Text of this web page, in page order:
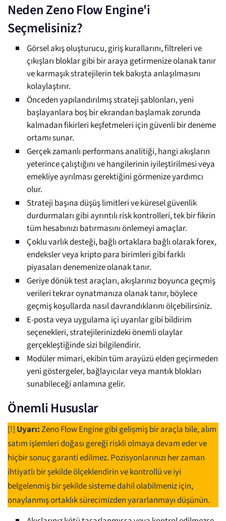
Neden Zeno Flow Engine'i
Seçmelisiniz?
Görsel akış oluşturucu, giriş kurallarını, filtreleri ve
çıkışları bloklar gibi bir araya getirmenize olanak tanır
ve karmaşık stratejilerin tek bakışta anlaşılmasını
kolaylaştırır.
Önceden yapılandırılmış strateji şablonları, yeni
başlayanlara boş bir ekrandan başlamak zorunda
kalmadan fikirleri keşfetmeleri için güvenli bir deneme
ortamı sunar.
Gerçek zamanlı performans analitiği, hangi akışların
yeterince çalıştığını ve hangilerinin iyileştirilmesi veya
emekliye ayrılması gerektiğini görmenize yardımcı
olur.
Strateji başına düşüş limitleri ve küresel güvenlik
durdurmaları gibi ayrıntılı risk kontrolleri, tek bir fikrin
tüm hesabınızı batırmasını önlemeyi amaçlar.
Çoklu varlık desteği, bağlı ortaklara bağlı olarak forex,
endeksler veya kripto para birimleri gibi farklı
piyasaları denemenize olanak tanır.
Geriye dönük test araçları, akışlarınız boyunca geçmiş
verileri tekrar oynatmanıza olanak tanır, böylece
geçmiş koşullarda nasıl davrandıklarını ölçebilirsiniz.
E-posta veya uygulama içi uyarılar gibi bildirim
seçenekleri, stratejilerinizdeki önemli olaylar
gerçekleştiğinde sizi bilgilendirir.
Modüler mimari, ekibin tüm arayüzü elden geçirmeden
yeni göstergeler, bağlayıcılar veya mantık blokları
sunabileceği anlamına gelir.
Önemli Hususlar
[!] Uyarı:Zeno Flow Engine gibi gelişmiş bir araçla bile, alım
satım işlemleri doğası gereği riskli olmaya devam eder ve
hiçbir sonuç garanti edilmez. Pozisyonlarınızı her zaman
ihtiyatlı bir şekilde ölçeklendirin ve kontrollü ve iyi
belgelenmiş bir şekilde sisteme dahil olabilmeniz için,
onaylanmış ortaklık sürecimizden yararlanmayı düşünün.